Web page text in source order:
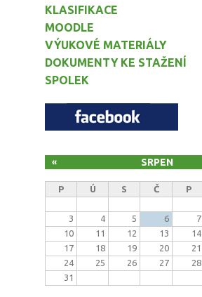
KLASIFIKACE
MOODLE
VÝUKOVÉ MATERIÁLY
DOKUMENTY KE STAŽENÍ
SPOLEK
SRPEN
«
P Ú S Č P
3
4 5 6 7
10
11 12 13 14
17
18 19 20 21
24
25 26 27 28
31